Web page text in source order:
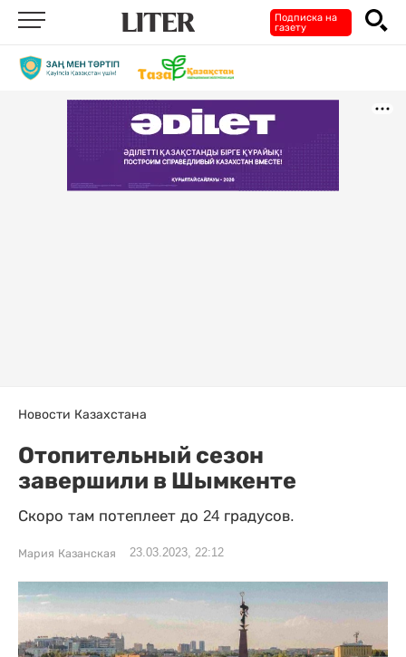
Подписка на
газету
Новости Казахстана
Отопительный сезон
завершили в Шымкенте
Скоро там потеплеет до 24 градусов.
Мария Казанская 23.03.2023, 22:12